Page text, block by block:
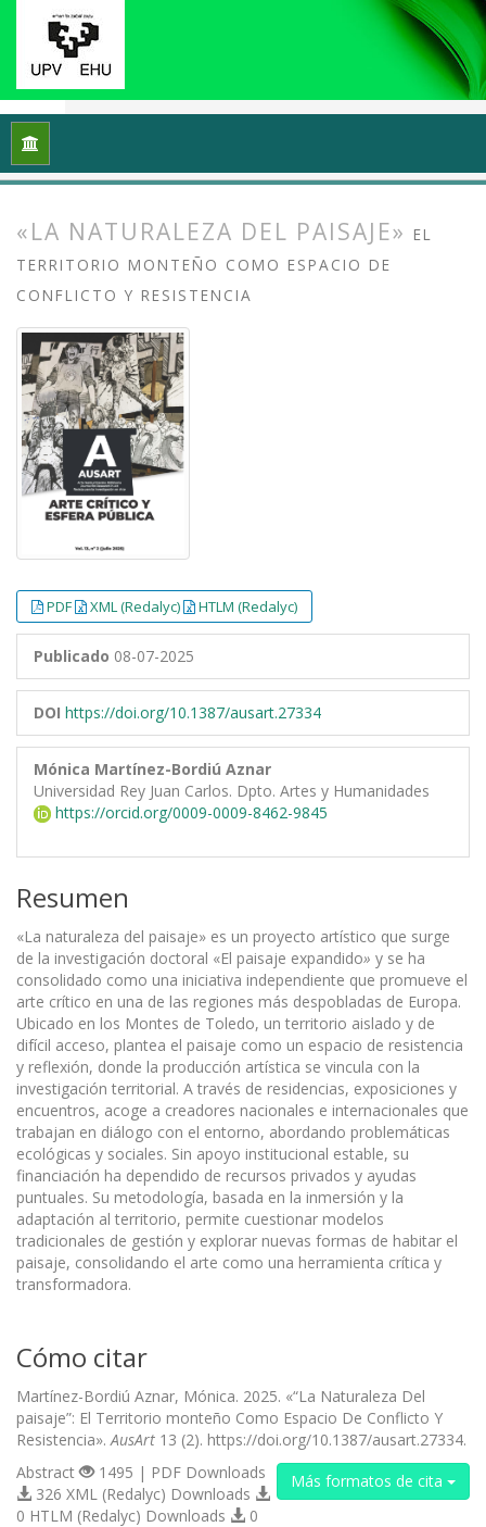
Inicio
«LA NATURALEZA DEL PAISAJE» EL
TERRITORIO MONTEÑO COMO ESPACIO DE
CONFLICTO Y RESISTENCIA
PDF XML (Redalyc) HTLM (Redalyc)
Publicado 08-07-2025
DOI https://doi.org/10.1387/ausart.27334
Mónica Martínez-Bordiú Aznar
Universidad Rey Juan Carlos. Dpto. Artes y Humanidades
https://orcid.org/0009-0009-8462-9845
Resumen
«La naturaleza del paisaje» es un proyecto artístico que surge
de la investigación doctoral «El paisaje expandido» y se ha
consolidado como una iniciativa independiente que promueve el
arte crítico en una de las regiones más despobladas de Europa.
Ubicado en los Montes de Toledo, un territorio aislado y de
difícil acceso, plantea el paisaje como un espacio de resistencia
y reflexión, donde la producción artística se vincula con la
investigación territorial. A través de residencias, exposiciones y
encuentros, acoge a creadores nacionales e internacionales que
trabajan en diálogo con el entorno, abordando problemáticas
ecológicas y sociales. Sin apoyo institucional estable, su
financiación ha dependido de recursos privados y ayudas
puntuales. Su metodología, basada en la inmersión y la
adaptación al territorio, permite cuestionar modelos
tradicionales de gestión y explorar nuevas formas de habitar el
paisaje, consolidando el arte como una herramienta crítica y
transformadora.
Cómo citar
Martínez-Bordiú Aznar, Mónica. 2025. «“La Naturaleza Del
paisaje”: El Territorio monteño Como Espacio De Conflicto Y
Resistencia». AusArt 13 (2). https://doi.org/10.1387/ausart.27334.
Más formatos de cita
Abstract
1495 | PDF Downloads
326 XML (Redalyc) Downloads
0 HTLM (Redalyc) Downloads
0